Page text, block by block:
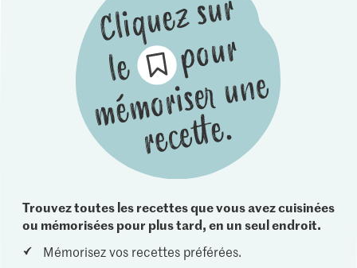
Trouvez toutes les recettes que vous avez cuisinées
ou mémorisées pour plus tard, en un seul endroit.
Mémorisez vos recettes préférées.